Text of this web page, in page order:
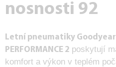
nosnosti 92
Letní pneumatiky Goodyear
PERFORMANCE 2 poskytují
komfort a výkon v teplém